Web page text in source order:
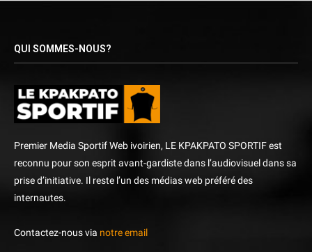
QUI SOMMES-NOUS?
Premier Media Sportif Web ivoirien, LE KPAKPATO SPORTIF est
reconnu pour son esprit avant-gardiste dans l’audiovisuel dans sa
prise d’initiative. Il reste l’un des médias web préféré des
internautes.
Contactez-nous via notre email